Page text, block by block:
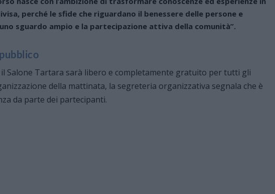
perché le sfide che riguardano il benessere delle persone e
sguardo ampio e la partecipazione attiva della comunità”.
il Salone Tartara sarà libero e completamente gratuito per tutti gli
della mattinata, la segreteria organizzativa segnala che è
da parte dei partecipanti.